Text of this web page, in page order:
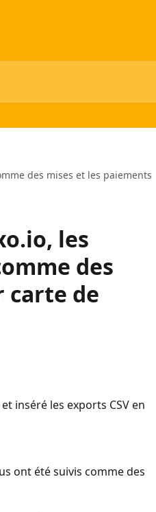
des mises et les paiements
les
des
carte de
inséré les exports CSV en
ont été suivis comme des